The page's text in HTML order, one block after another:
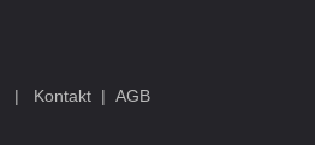
| Kontakt| AGB